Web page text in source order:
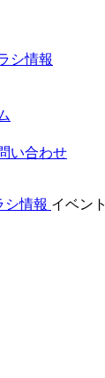
シ情報
い合わせ
シ情報 イベント